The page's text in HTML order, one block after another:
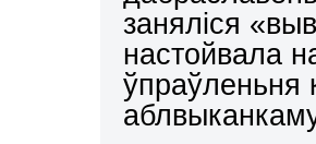
заняліся
настойвала
ўпраўленьня